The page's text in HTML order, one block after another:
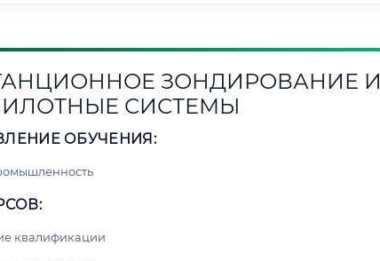
ЗОНДИРОВАНИЕ И
СИСТЕМЫ
ОБУЧЕНИЯ:
квалификации